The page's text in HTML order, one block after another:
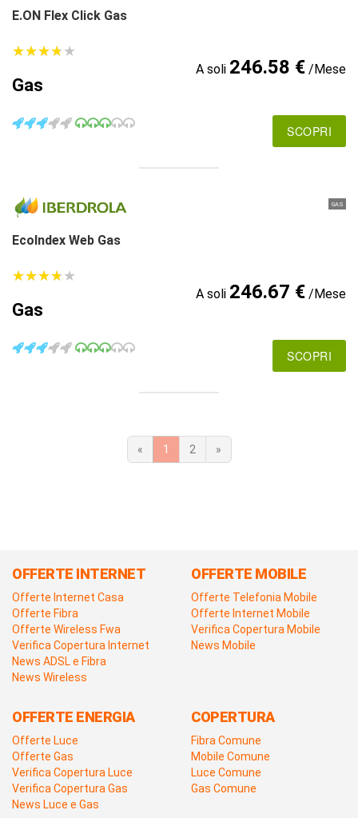
E.ON Flex Click Gas
★★★★★
★★★★★
Gas
A soli 246.58 €/Mese
SCOPRI
GAS
EcoIndex Web Gas
★★★★★
★★★★★
Gas
A soli 246.67 €/Mese
SCOPRI
« 1 2 »
OFFERTE INTERNET
Offerte Internet Casa
Offerte Fibra
Offerte Wireless Fwa
Verifica Copertura Internet
News ADSL e Fibra
News Wireless
OFFERTE MOBILE
Offerte Telefonia Mobile
Offerte Internet Mobile
Verifica Copertura Mobile
News Mobile
OFFERTE ENERGIA
Offerte Luce
Offerte Gas
Verifica Copertura Luce
Verifica Copertura Gas
News Luce e Gas
COPERTURA
Fibra Comune
Mobile Comune
Luce Comune
Gas Comune